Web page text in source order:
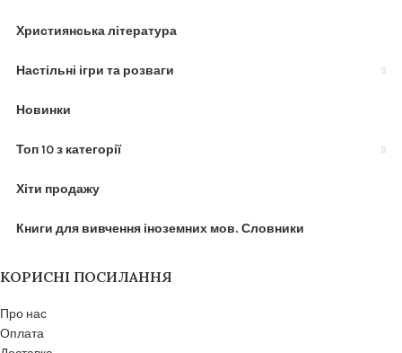
Християнська література
Настільні ігри та розваги
Новинки
Топ 10 з категорії
Хіти продажу
Книги для вивчення іноземних мов. Словники
КОРИСНІ ПОСИЛАННЯ
Про нас
Оплата